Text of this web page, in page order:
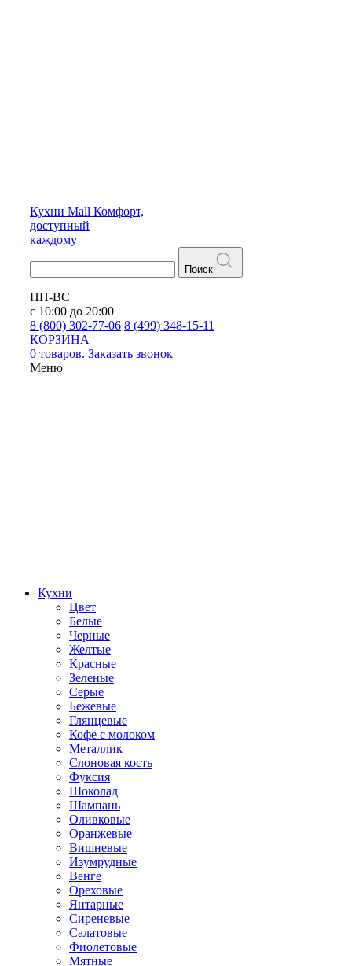
Кухни Mall Комфорт,
доступный
каждому
Поиск
ПН-ВС
с 10:00 до 20:00
8 (800) 302-77-06 8 (499) 348-15-11
КОРЗИНА
0 товаров. Заказать звонок
Меню
Кухни
Цвет
Белые
Черные
Желтые
Красные
Зеленые
Серые
Бежевые
Глянцевые
Кофе с молоком
Металлик
Слоновая кость
Фуксия
Шоколад
Шампань
Оливковые
Оранжевые
Вишневые
Изумрудные
Венге
Ореховые
Янтарные
Сиреневые
Салатовые
Фиолетовые
Мятные